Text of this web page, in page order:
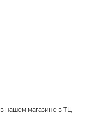
в нашем магазине в ТЦ